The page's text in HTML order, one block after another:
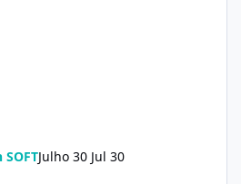
Julho 30 Jul 30